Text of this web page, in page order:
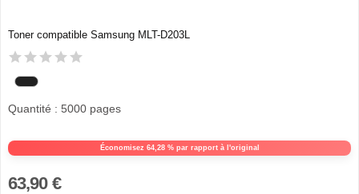
Toner compatible Samsung MLT-D203L
Économisez 64,28 % par rapport à l'original
Quantité : 5000 pages
63,90 €